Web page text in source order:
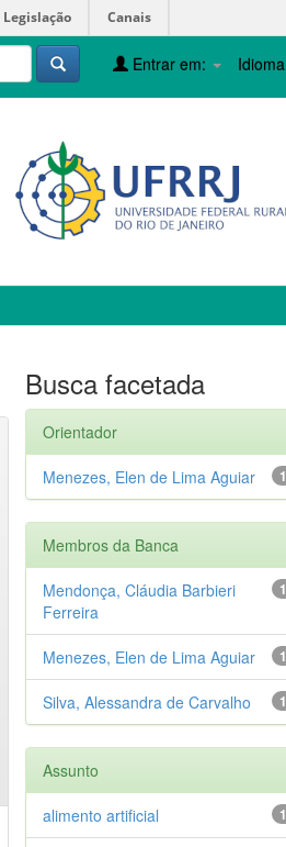
Legislação Canais
Idioma
Entrar em:
Busca facetada
Orientador
1
Menezes, Elen de Lima Aguiar
Membros da Banca
1
Mendonça, Cláudia Barbieri
Ferreira
1
Menezes, Elen de Lima Aguiar
1
Silva, Alessandra de Carvalho
Assunto
1
alimento artificial